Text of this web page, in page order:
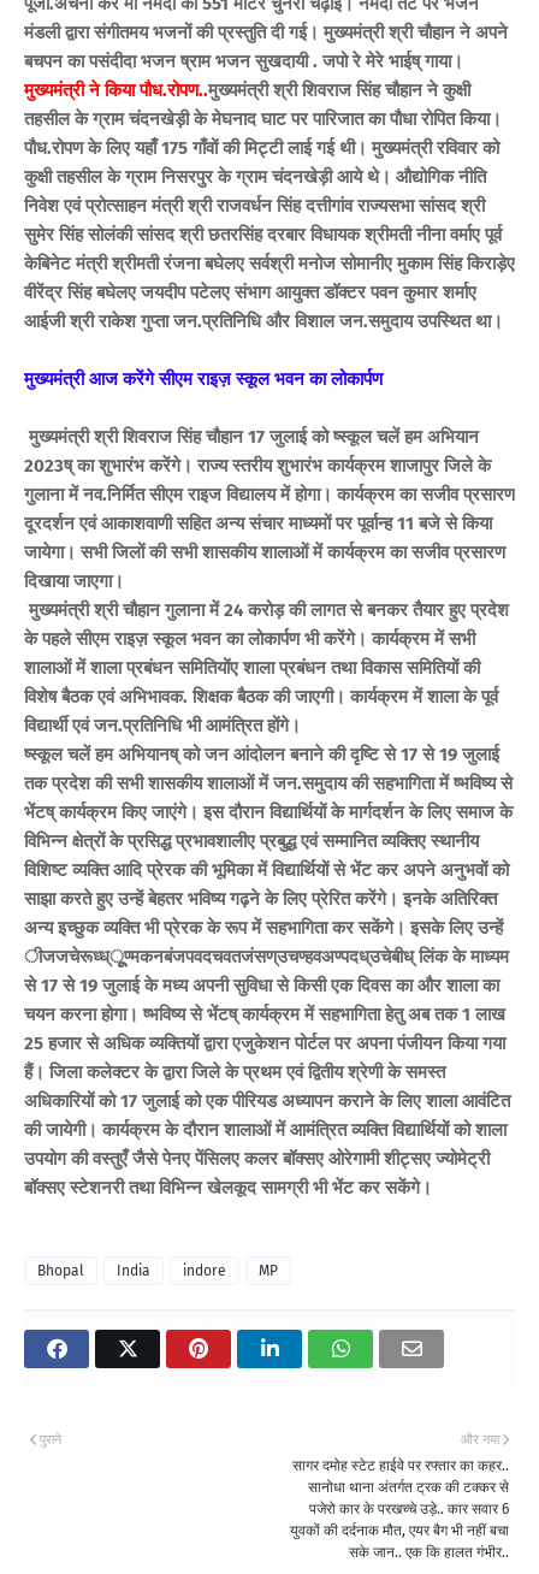
मंडली द्वारा संगीतमय भजनों की प्रस्तुति दी गई। मुख्यमंत्री श्री चौहान ने अपने
बचपन का पसंदीदा भजन ष्राम भजन सुखदायी . जपो रे मेरे भाईष् गाया।
मुख्यमंत्री ने किया पौध.रोपण..मुख्यमंत्री श्री शिवराज सिंह चौहान ने कुक्षी
तहसील के ग्राम चंदनखेड़ी के मेघनाद घाट पर पारिजात का पौधा रोपित किया।
पौध.रोपण के लिए यहाँ 175 गाँवों की मिट्टी लाई गई थी। मुख्यमंत्री रविवार को
कुक्षी तहसील के ग्राम निसरपुर के ग्राम चंदनखेड़ी आये थे। औद्योगिक नीति
निवेश एवं प्रोत्साहन मंत्री श्री राजवर्धन सिंह दत्तीगांव राज्यसभा सांसद श्री
सुमेर सिंह सोलंकी सांसद श्री छतरसिंह दरबार विधायक श्रीमती नीना वर्माए पूर्व
केबिनेट मंत्री श्रीमती रंजना बघेलए सर्वश्री मनोज सोमानीए मुकाम सिंह किराड़ेए
वीरेंद्र सिंह बघेलए जयदीप पटेलए संभाग आयुक्त डॉक्टर पवन कुमार शर्माए
आईजी श्री राकेश गुप्ता जन.प्रतिनिधि और विशाल जन.समुदाय उपस्थित था।
मुख्यमंत्री आज करेंगे सीएम राइज़ स्कूल भवन का लोकार्पण
मुख्यमंत्री श्री शिवराज सिंह चौहान 17 जुलाई को ष्स्कूल चलें हम अभियान
2023ष् का शुभारंभ करेंगे। राज्य स्तरीय शुभारंभ कार्यक्रम शाजापुर जिले के
गुलाना में नव.निर्मित सीएम राइज विद्यालय में होगा। कार्यक्रम का सजीव प्रसारण
दूरदर्शन एवं आकाशवाणी सहित अन्य संचार माध्यमों पर पूर्वान्ह 11 बजे से किया
जायेगा। सभी जिलों की सभी शासकीय शालाओं में कार्यक्रम का सजीव प्रसारण
दिखाया जाएगा।
मुख्यमंत्री श्री चौहान गुलाना में 24 करोड़ की लागत से बनकर तैयार हुए प्रदेश
के पहले सीएम राइज़ स्कूल भवन का लोकार्पण भी करेंगे। कार्यक्रम में सभी
शालाओं में शाला प्रबंधन समितियोंए शाला प्रबंधन तथा विकास समितियों की
विशेष बैठक एवं अभिभावक. शिक्षक बैठक की जाएगी। कार्यक्रम में शाला के पूर्व
विद्यार्थी एवं जन.प्रतिनिधि भी आमंत्रित होंगे।
ष्स्कूल चलें हम अभियानष् को जन आंदोलन बनाने की दृष्टि से 17 से 19 जुलाई
तक प्रदेश की सभी शासकीय शालाओं में जन.समुदाय की सहभागिता में ष्भविष्य से
भेंटष् कार्यक्रम किए जाएंगे। इस दौरान विद्यार्थियों के मार्गदर्शन के लिए समाज के
विभिन्न क्षेत्रों के प्रसिद्ध प्रभावशालीए प्रबुद्ध एवं सम्मानित व्यक्तिए स्थानीय
विशिष्ट व्यक्ति आदि प्रेरक की भूमिका में विद्यार्थियों से भेंट कर अपने अनुभवों को
साझा करते हुए उन्हें बेहतर भविष्य गढ़ने के लिए प्रेरित करेंगे। इनके अतिरिक्त
अन्य इच्छुक व्यक्ति भी प्रेरक के रूप में सहभागिता कर सकेंगे। इसके लिए उन्हें
ीजजचेरूध्ध्ूूूण्मकनबंजपवदचवतजंसण्उचण्हवअण्पदध्उचेबीध् लिंक के माध्यम
से 17 से 19 जुलाई के मध्य अपनी सुविधा से किसी एक दिवस का और शाला का
चयन करना होगा। ष्भविष्य से भेंटष् कार्यक्रम में सहभागिता हेतु अब तक 1 लाख
25 हजार से अधिक व्यक्तियों द्वारा एजुकेशन पोर्टल पर अपना पंजीयन किया गया
हैं। जिला कलेक्टर के द्वारा जिले के प्रथम एवं द्वितीय श्रेणी के समस्त
अधिकारियों को 17 जुलाई को एक पीरियड अध्यापन कराने के लिए शाला आवंटित
की जायेगी। कार्यक्रम के दौरान शालाओं में आमंत्रित व्यक्ति विद्यार्थियों को शाला
उपयोग की वस्तुएँ जैसे पेनए पेंसिलए कलर बॉक्सए ओरेगामी शीट्सए ज्योमेट्री
बॉक्सए स्टेशनरी तथा विभिन्न खेलकूद सामग्री भी भेंट कर सकेंगे।
Bhopal India indore MP
और नया
सागर दमोह स्टेट हाईवे पर रफ्तार का कहर..
सानोधा थाना अंतर्गत ट्रक की टक्कर से
पजेरो कार के परखच्चे उड़े.. कार सवार 6
युवकों की दर्दनाक मौत, एयर बैग भी नहीं बचा
सके जान.. एक कि हालत गंभीर..
पुराने